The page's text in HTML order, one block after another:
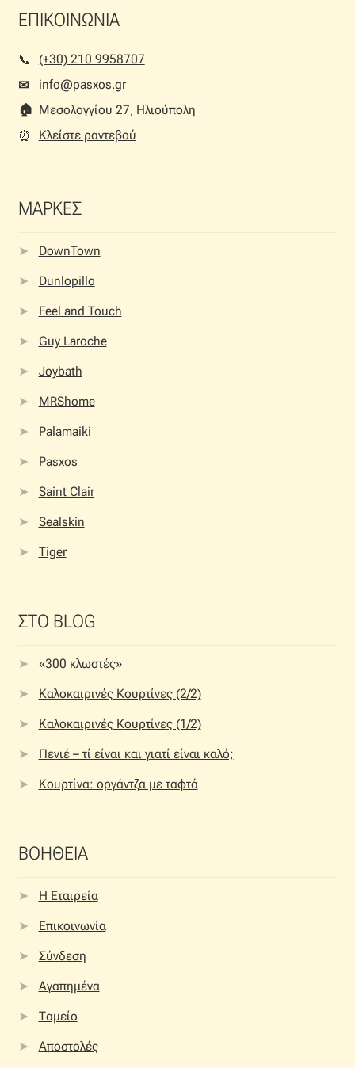
ΕΠΙΚΟΙΝΩΝΙΑ
📞︎
(+30) 210 9958707
✉
info@pasxos.gr
🏠︎ Μεσολογγίου 27, Ηλιούπολη
⏰︎
Κλείστε ραντεβού
ΜΑΡΚΕΣ
DownTown
Dunlopillo
Feel and Touch
Guy Laroche
Joybath
MRShome
Palamaiki
Pasxos
Saint Clair
Sealskin
Tiger
ΣΤΟ BLOG
«300 κλωστές»
Καλοκαιρινές Κουρτίνες (2/2)
Καλοκαιρινές Κουρτίνες (1/2)
Πενιέ – τί είναι και γιατί είναι καλό;
Κουρτίνα: οργάντζα με ταφτά
ΒΟΗΘΕΙΑ
Η Εταιρεία
Επικοινωνία
Σύνδεση
Αγαπημένα
Ταμείο
Αποστολές